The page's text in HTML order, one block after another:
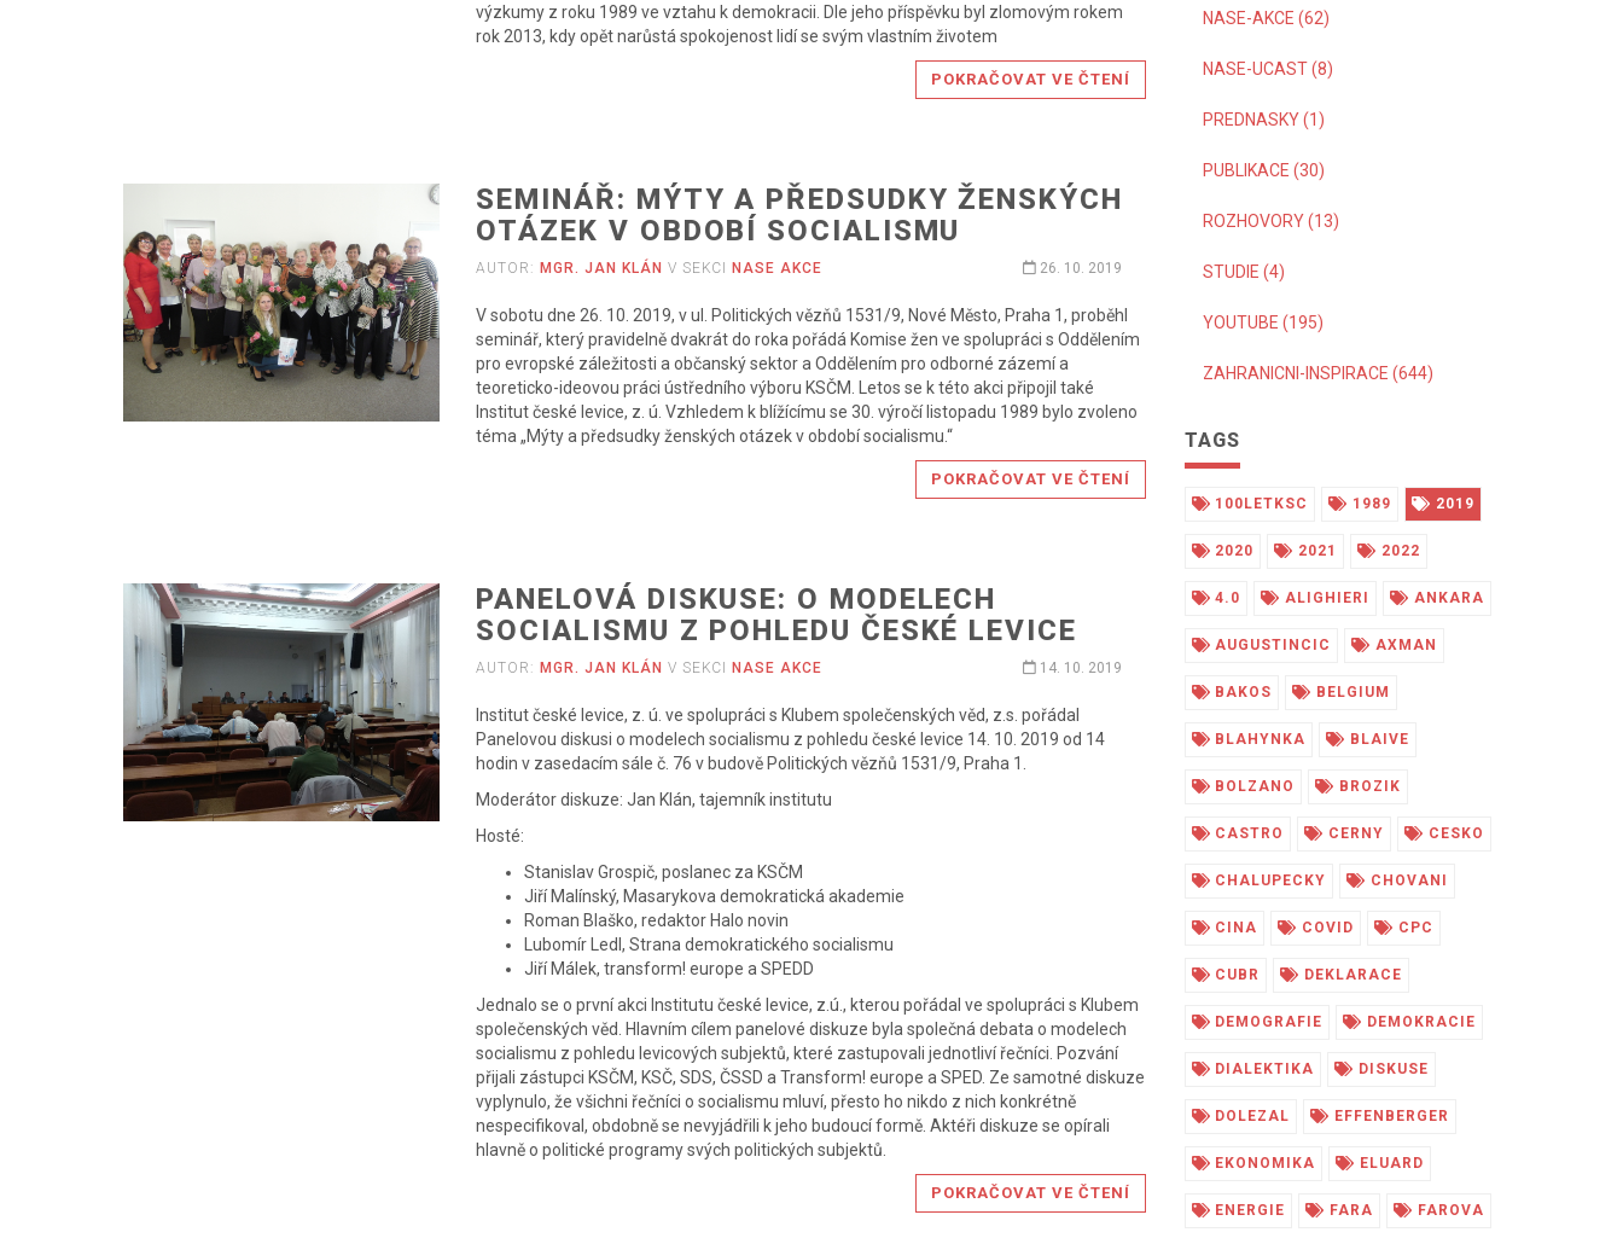
výzkumy z roku 1989 ve vztahu k demokracii. Dle jeho příspěvku byl zlomovým rokem
rok 2013, kdy opět narůstá spokojenost lidí se svým vlastním životem
POKRAČOVAT VE ČTENÍ
SEMINÁŘ: MÝTY A PŘEDSUDKY ŽENSKÝCH
OTÁZEK V OBDOBÍ SOCIALISMU
AUTOR: MGR. JAN KLÁN V SEKCI NASE AKCE 26. 10. 2019
V sobotu dne 26. 10. 2019, v ul. Politických vězňů 1531/9, Nové Město, Praha 1, proběhl
seminář, který pravidelně dvakrát do roka pořádá Komise žen ve spolupráci s Oddělením
pro evropské záležitosti a občanský sektor a Oddělením pro odborné zázemí a
teoreticko-ideovou práci ústředního výboru KSČM. Letos se k této akci připojil také
Institut české levice, z. ú. Vzhledem k blížícímu se 30. výročí listopadu 1989 bylo zvoleno
téma „Mýty a předsudky ženských otázek v období socialismu.“
POKRAČOVAT VE ČTENÍ
PANELOVÁ DISKUSE: O MODELECH
SOCIALISMU Z POHLEDU ČESKÉ LEVICE
AUTOR: MGR. JAN KLÁN V SEKCI NASE AKCE 14. 10. 2019
Institut české levice, z. ú. ve spolupráci s Klubem společenských věd, z.s. pořádal
Panelovou diskusi o modelech socialismu z pohledu české levice 14. 10. 2019 od 14
hodin v zasedacím sále č. 76 v budově Politických vězňů 1531/9, Praha 1.
Moderátor diskuze: Jan Klán, tajemník institutu
Hosté:
Stanislav Grospič, poslanec za KSČM
Jiří Malínský, Masarykova demokratická akademie
Roman Blaško, redaktor Halo novin
Lubomír Ledl, Strana demokratického socialismu
Jiří Málek, transform! europe a SPEDD
Jednalo se o první akci Institutu české levice, z.ú., kterou pořádal ve spolupráci s Klubem
společenských věd. Hlavním cílem panelové diskuze byla společná debata o modelech
socialismu z pohledu levicových subjektů, které zastupovali jednotliví řečníci. Pozvání
přijali zástupci KSČM, KSČ, SDS, ČSSD a Transform! europe a SPED. Ze samotné diskuze
vyplynulo, že všichni řečníci o socialismu mluví, přesto ho nikdo z nich konkrétně
nespecifikoval, obdobně se nevyjádřili k jeho budoucí formě. Aktéři diskuze se opírali
hlavně o politické programy svých politických subjektů.
POKRAČOVAT VE ČTENÍ
NASE-AKCE (62)
NASE-UCAST (8)
PREDNASKY (1)
PUBLIKACE (30)
ROZHOVORY (13)
STUDIE (4)
YOUTUBE (195)
ZAHRANICNI-INSPIRACE (644)
TAGS
100LETKSC 1989 2019
2020 2021 2022
4.0 ALIGHIERI ANKARA
AUGUSTINCIC AXMAN
BAKOS BELGIUM
BLAHYNKA BLAIVE
BOLZANO BROZIK
CASTRO CERNY CESKO
CHALUPECKY CHOVANI
CINA COVID CPC
CUBR DEKLARACE
DEMOGRAFIE DEMOKRACIE
DIALEKTIKA DISKUSE
DOLEZAL EFFENBERGER
EKONOMIKA ELUARD
ENERGIE FARA FAROVA